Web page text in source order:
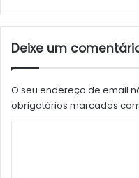
Deixe um
O seu endereço de email
obrigatórios marcados